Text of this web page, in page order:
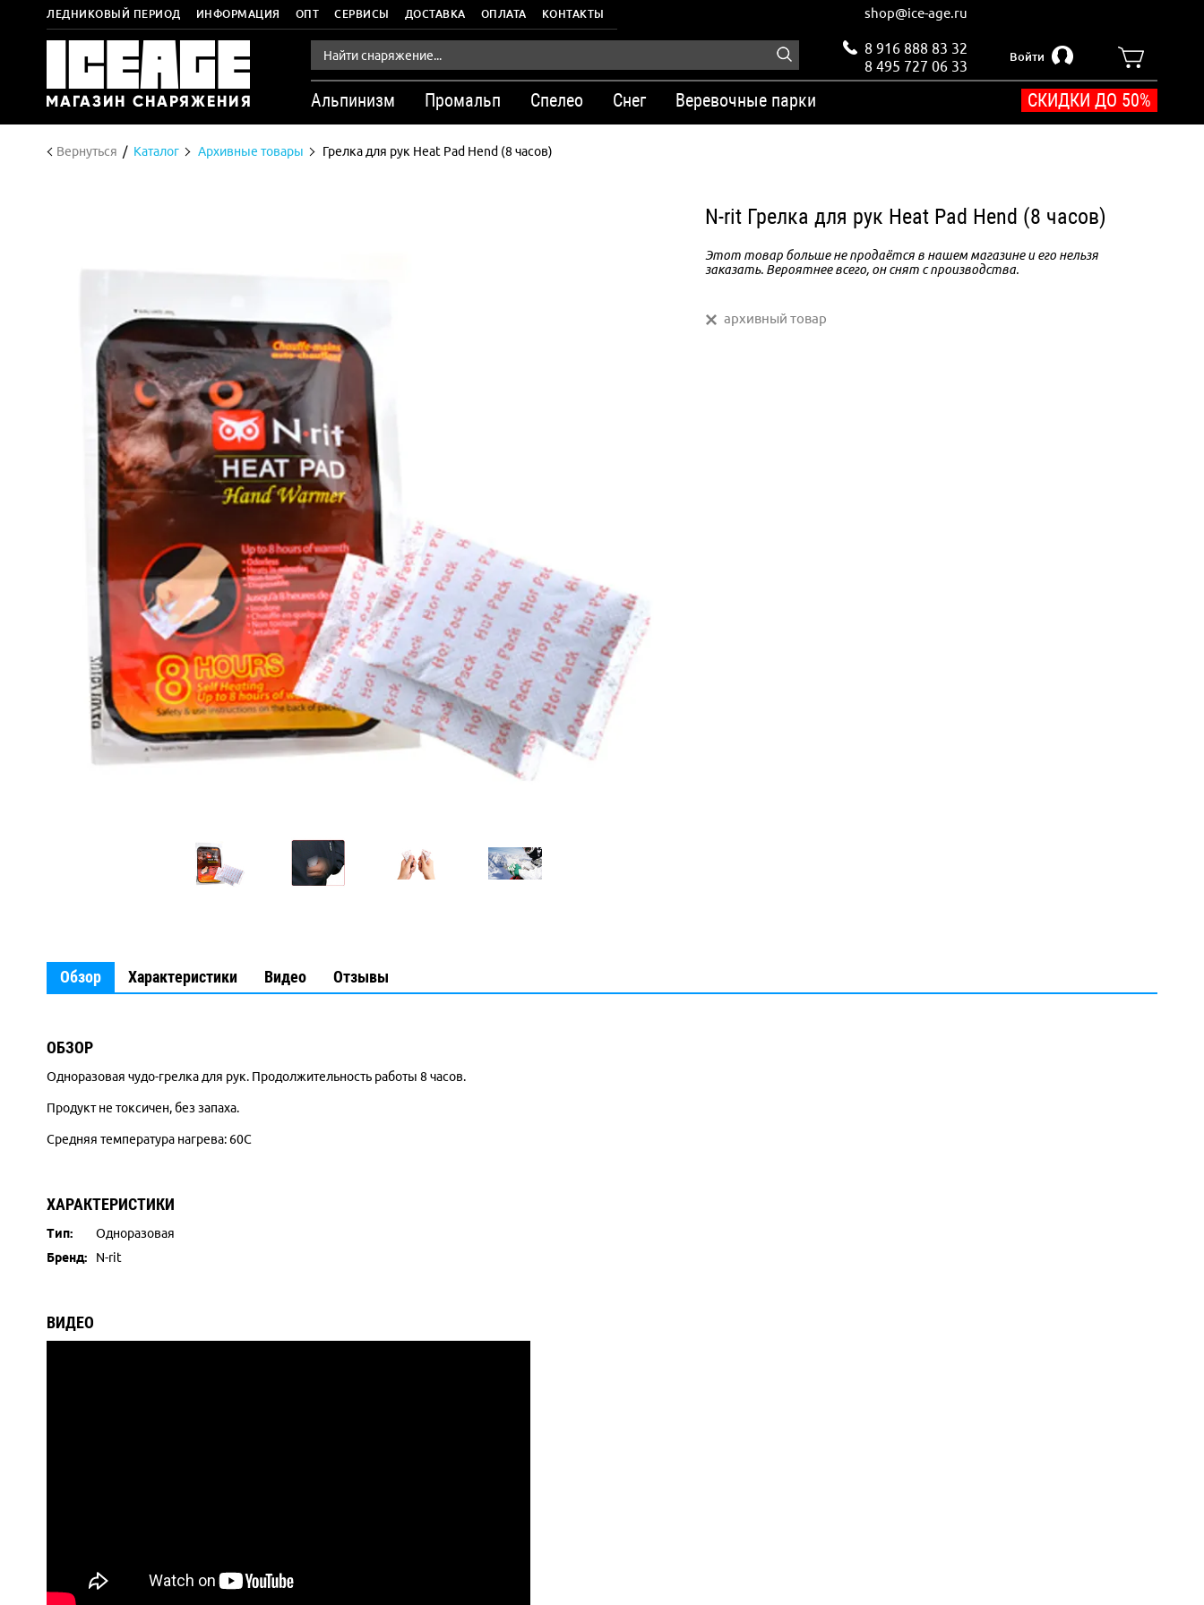
ЛЕДНИКОВЫЙ ПЕРИОД ИНФОРМАЦИЯ ОПТ СЕРВИСЫ ДОСТАВКА ОПЛАТА КОНТАКТЫ shop@ice-age.ru
8 916 888 83 32
8 495 727 06 33
Войти
Альпинизм Промальп Спелео Снег Веревочные парки СКИДКИ ДО 50%
Вернуться Каталог Архивные товары Грелка для рук Heat Pad Hend (8 часов)
N-rit Грелка для рук Heat Pad Hend (8 часов)
Этот товар больше не продаётся в нашем магазине и его нельзя
заказать. Вероятнее всего, он снят с производства.
архивный товар
Обзор Характеристики Видео Отзывы
ОБЗОР
Одноразовая чудо-грелка для рук. Продолжительность работы 8 часов.
Продукт не токсичен, без запаха.
Средняя температура нагрева: 60С
ХАРАКТЕРИСТИКИ
Тип:
Одноразовая
Бренд:
N-rit
ВИДЕО